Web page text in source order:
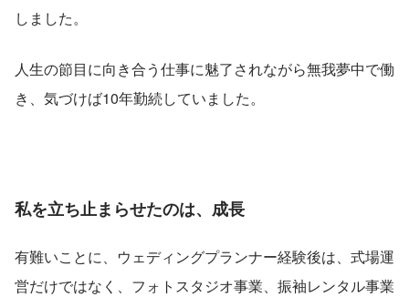
しました。
人生の節目に向き合う仕事に魅了されながら無我夢中で働
き、気づけば10年勤続していました。
私を立ち止まらせたのは、成長
有難いことに、ウェディングプランナー経験後は、式場運
営だけではなく、フォトスタジオ事業、振袖レンタル事業